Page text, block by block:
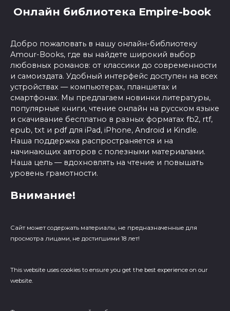
Онлайн библиотека Empire-book
Добро пожаловать в нашу онлайн-библиотеку
Amour-Books, где вы найдете широкий выбор
любовных романов: от классики до современности
и самоиздата. Удобный интерфейс доступен на всех
устройствах — компьютерах, планшетах и
смартфонах. Мы предлагаем новинки литературы,
популярные книги, чтение онлайн на русском языке
и скачивание бесплатно в разных форматах fb2, rtf,
epub, txt и pdf для iPad, iPhone, Android и Kindle.
Наша поддержка распространяется и на
начинающих авторов с полезными материалами.
Наша цель — вдохновлять на чтение и повышать
уровень грамотности.
Внимание!
Сайт может содержать материалы, не предназначенные для
просмотра лицами, не достигшими 18 лет!
This website uses cookies to ensure you get the best experience on our
website.